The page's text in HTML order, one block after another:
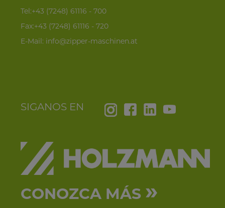
Tel:+43 (7248) 61116 - 700
Fax:+43 (7248) 61116 - 720
E-Mail: info@zipper-maschinen.at
SIGANOS EN
CONOZCA MÁS »